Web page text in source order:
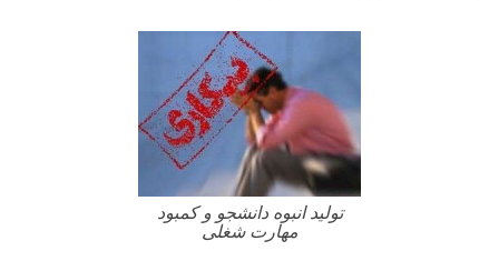
تولید انبوه دانشجو و کمبود
مهارت شغلی